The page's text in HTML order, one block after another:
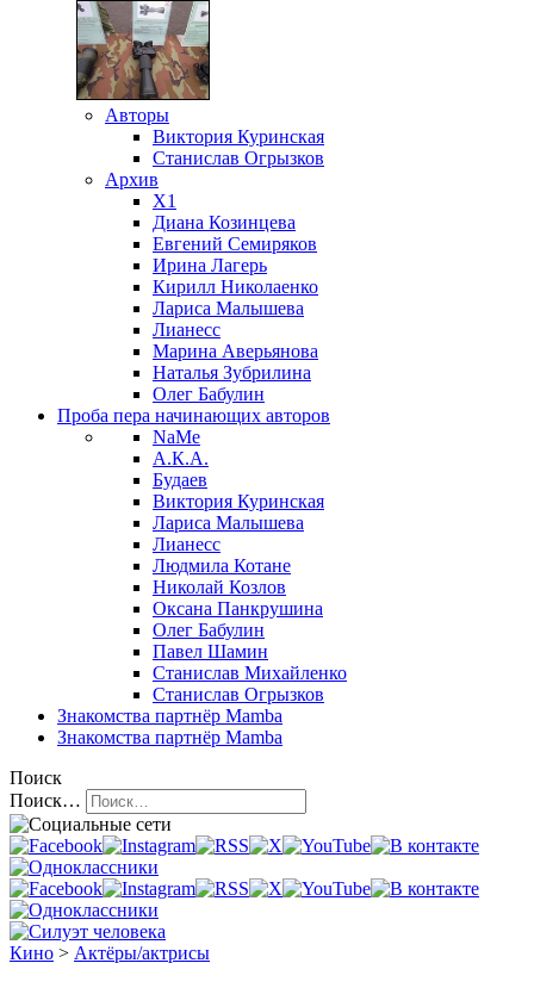
Авторы
Виктория Куринская
Станислав Огрызков
Архив
X1
Диана Козинцева
Евгений Семиряков
Ирина Лагерь
Кирилл Николаенко
Лариса Малышева
Лианесс
Марина Аверьянова
Наталья Зубрилина
Олег Бабулин
Проба пера начинающих авторов
NaMe
А.К.А.
Будаев
Виктория Куринская
Лариса Малышева
Лианесс
Людмила Котане
Николай Козлов
Оксана Панкрушина
Олег Бабулин
Павел Шамин
Станислав Михайленко
Станислав Огрызков
Знакомства партнёр Mamba
Знакомства партнёр Mamba
Поиск
Поиск…
Кино > Актёры/актрисы